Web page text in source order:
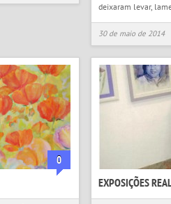
deixaram levar,
30 de maio de 2014
0
EXPOSIÇÕES